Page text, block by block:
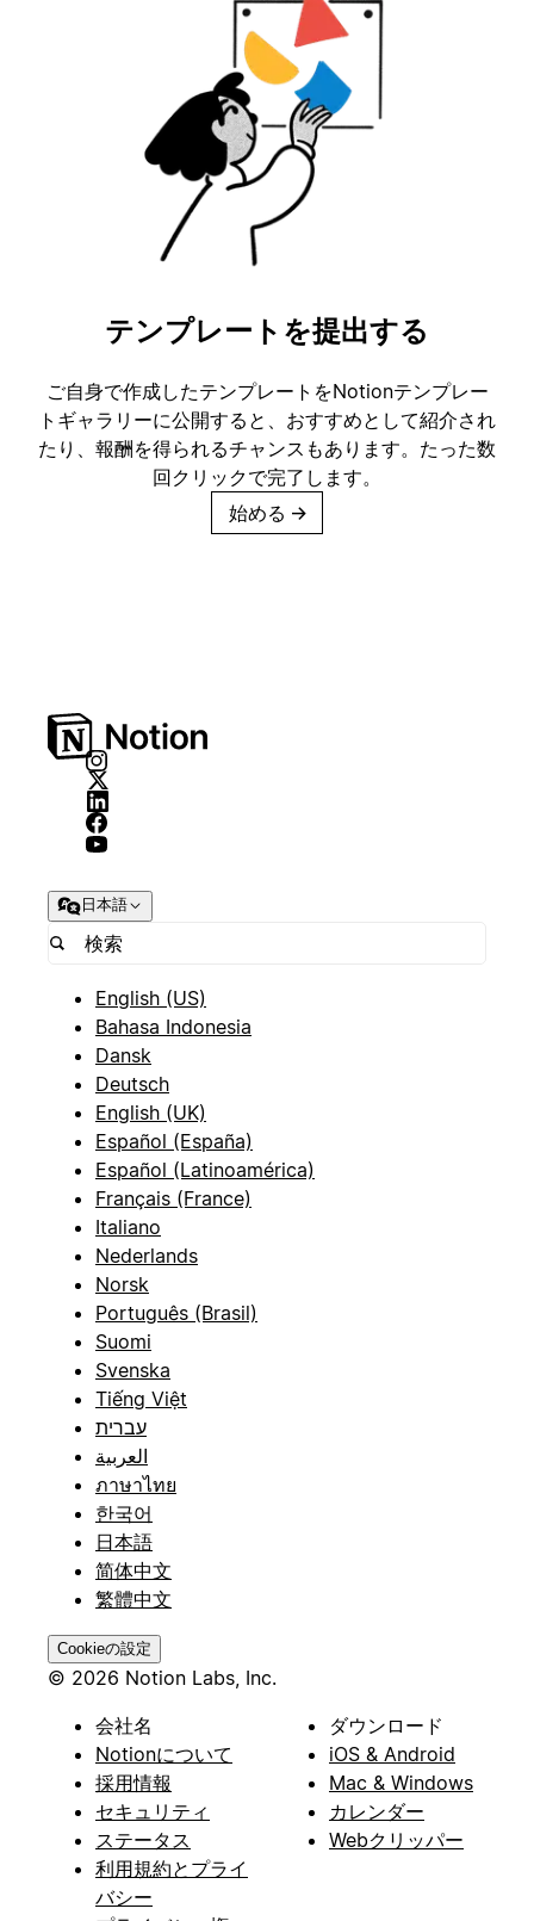
テンプレートを提出する
ご自身で作成したテンプレートをNotionテンプレー
トギャラリーに公開すると、おすすめとして紹介され
たり、報酬を得られるチャンスもあります。たった数
回クリックで完了します。
始める →
日本語
English (US)
Bahasa Indonesia
Dansk
Deutsch
English (UK)
Español (España)
Español (Latinoamérica)
Français (France)
Italiano
Nederlands
Norsk
Português (Brasil)
Suomi
Svenska
Tiếng Việt
עברית
العربية
ภาษาไทย
한국어
日本語
简体中文
繁體中文
Cookieの設定
© 2026 Notion Labs, Inc.
会社名
Notionについて
採用情報
セキュリティ
ステータス
利用規約とプライ
バシー
ダウンロード
iOS & Android
Mac & Windows
カレンダー
Webクリッパー